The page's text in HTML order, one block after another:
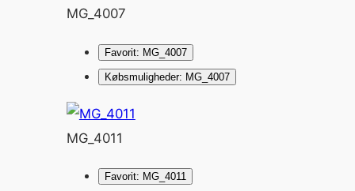
MG_4007
Favorit: MG_4007
Købsmuligheder: MG_4007
MG_4011
Favorit: MG_4011